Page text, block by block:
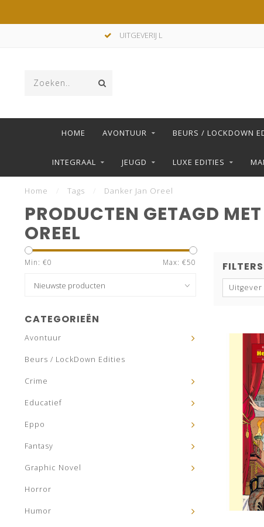
UITGEVERIJ L
HOME AVONTUUR BEURS / LOCKDOWN
INTEGRAAL JEUGD LUXE EDITIES
Home Tags Danker Jan Oreel
PRODUCTEN GETAGD
OREEL
Min: €0 Max: €50
CATEGORIEËN
Avontuur
Beurs / LockDown Edities
Crime
Educatief
Eppo
Fantasy
Graphic Novel
Horror
Humor
FILTERS